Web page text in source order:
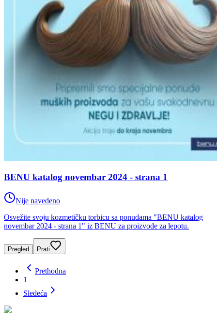
BENU katalog novembar 2024 - strana 1
Nije navedeno
Osvežite svoju kozmetičku torbicu sa ponudama "BENU katalog
novembar 2024 - strana 1" iz BENU za proizvode za lepotu.
Pregled Prati
Prethodna
1
Sledeća